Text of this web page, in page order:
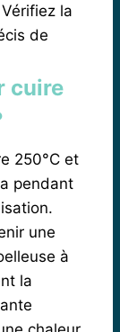
la
de
cuire
250°C et
pendant
une
à
la